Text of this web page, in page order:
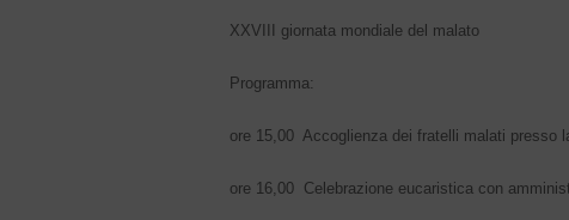
XXVIII giornata mondiale del malato
Programma:
ore 15,00 Accoglienza dei fratelli malati presso
ore 16,00 Celebrazione eucaristica con